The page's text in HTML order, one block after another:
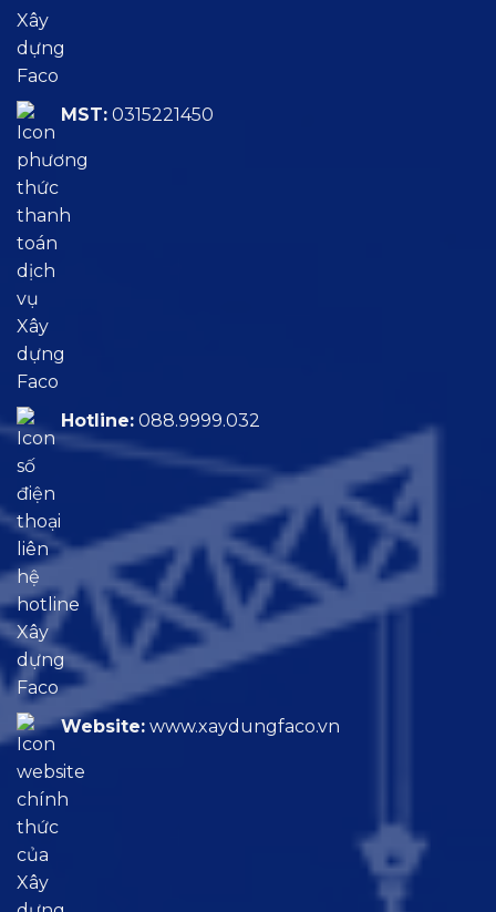
MST: 0315221450
Hotline: 088.9999.032
Website: www.xaydungfaco.vn